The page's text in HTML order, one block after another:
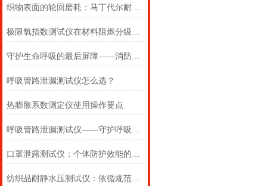
织物表面的轮回磨耗：马丁代尔耐磨仪在多点轨迹与压力恒定下的耐用叙事
极限氧指数测试仪在材料阻燃分级中的浓度边界判定
守护生命呼吸的最后屏障——消防自救呼吸器防护性能测试仪的全面检测
呼吸管路泄漏测试仪怎么选？
热膨胀系数测定仪使用操作要点
呼吸管路泄漏测试仪——守护呼吸类医疗器械安全的精密检测方案
口罩泄露测试仪：个体防护效能的科学评估仪器
纺织品耐静水压测试仪：依循规范，精准测防渗